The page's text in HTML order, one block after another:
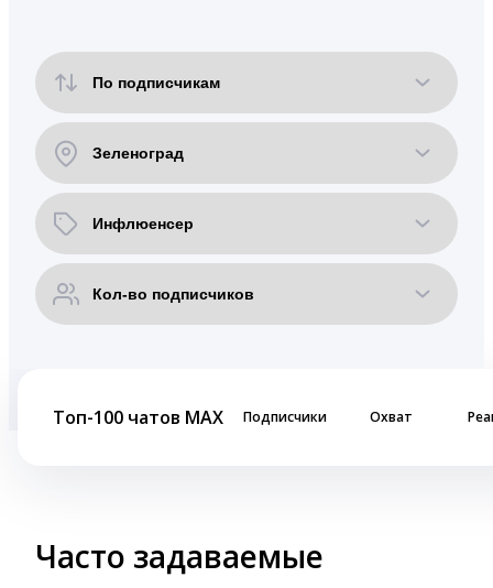
Топ-100 чатов MAX Подписчики Охват
Часто задаваемые